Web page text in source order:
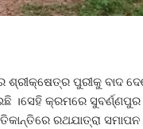
ପୁରୀକୁ ବାଦ
କ୍ରମରେ ସୁବର୍ଣ୍ଣପୁର
ରଥଯାତ୍ରା